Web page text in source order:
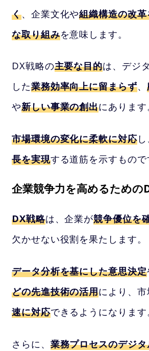
く、企業文化や組織構造の改
な取り組みを意味します。
DX戦略の主要な目的は、デジ
した業務効率向上に留まらず、
や新しい事業の創出にあります
市場環境の変化に柔軟に対応し
長を実現する道筋を示すもので
企業競争力を高めるための
DX戦略は、企業が競争優位を
欠かせない役割を果たします。
データ分析を基にした意思決定
どの先進技術の活用により、
速に対応できるようになります
さらに、 業務プロセスのデジ